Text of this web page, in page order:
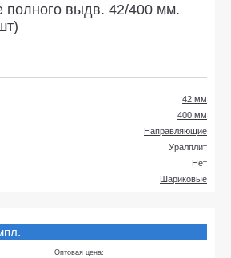
выдв. 42/400 мм.
42 мм
400 мм
Направляющие
Уралплит
Нет
Шариковые
Оптовая цена: